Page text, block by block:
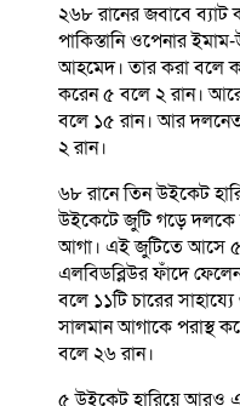
২৬৮ রানের জবাবে ব্যাট
পাকিস্তানি ওপেনার
আহমেদ। তার করা বলে
করেন ৫ বলে ২ রান।
বলে ১৫ রান। আর
২ রান।
৬৮ রানে তিন উইকেট
উইকেটে জুটি গড়ে দলকে
আগা। এই জুটিতে আসে
এলবিডব্লিউর ফাঁদে
বলে ১১টি চারের
সালমান আগাকে পরাস্থ
বলে ২৬ রান।
৫ উইকেট হারিয়ে আরও